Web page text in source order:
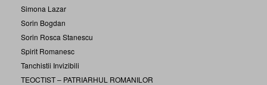
Simona Lazar
Sorin Bogdan
Sorin Rosca Stanescu
Spirit Romanesc
Tanchistii Invizibili
TEOCTIST – PATRIARHUL ROMANILOR